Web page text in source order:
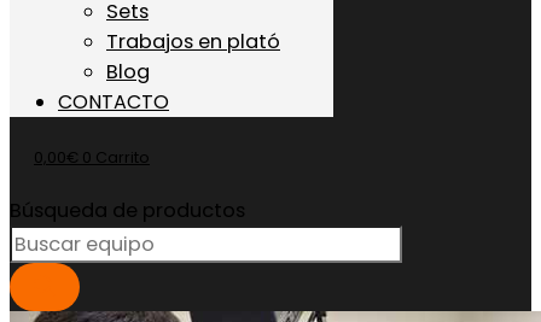
Sets
Trabajos en plató
Blog
CONTACTO
0,00€ 0 Carrito
Búsqueda de productos